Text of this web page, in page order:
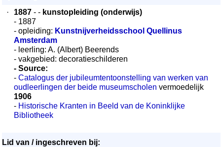
·
1887 - - kunstopleiding (onderwijs)
- 1887
- opleiding: Kunstnijverheidsschool Quellinus
Amsterdam
- leerling: A. (Albert) Beerends
- vakgebied: decoratieschilderen
- Source:
- Catalogus der jubileumtentoonstelling van werken van
oudleerlingen der beide museumscholen vermoedelijk
1906
- Historische Kranten in Beeld van de Koninklijke
Bibliotheek
Lid van / ingeschreven bij: